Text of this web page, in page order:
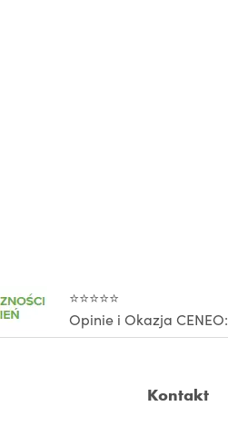
⭐⭐⭐⭐⭐
Opinie i Okazja CENEO:
Kontakt